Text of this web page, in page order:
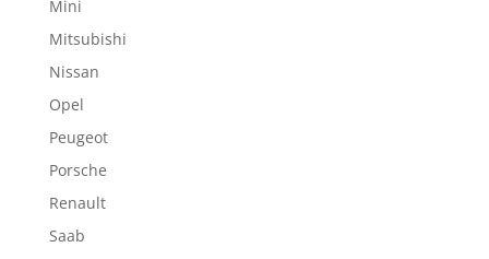
Mini
Mitsubishi
Nissan
Opel
Peugeot
Porsche
Renault
Saab